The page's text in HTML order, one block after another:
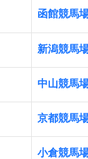
函館競馬
新潟競馬
中山競馬
京都競馬
小倉競馬